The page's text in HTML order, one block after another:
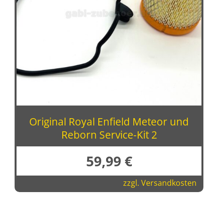
Original Royal Enfield Meteor und
Reborn Service-Kit 2
59,99 €
zzgl. Versandkosten